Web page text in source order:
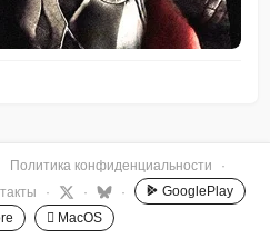
Политика конфиденциальности
·
· · ·
GooglePlay
 MacOS